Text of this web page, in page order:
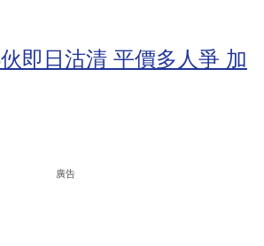
即日沽清 平價多人爭 加
廣告